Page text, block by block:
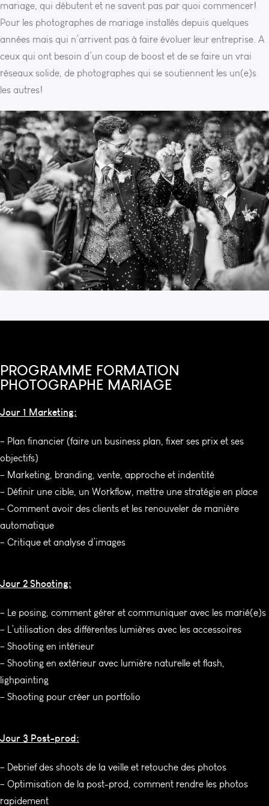
mariage, qui débutent et ne savent pas par quoi commencer!
Pour les photographes de mariage installés depuis quelques
années mais qui n’arrivent pas à faire évoluer leur entreprise. A
ceux qui ont besoin d’un coup de boost et de se faire un vrai
réseaux solide, de photographes qui se soutiennent les un(e)s
les autres!
PROGRAMME FORMATION
PHOTOGRAPHE MARIAGE
Jour 1 Marketing:
– Plan financier (faire un business plan, fixer ses prix et ses
objectifs)
– Marketing, branding, vente, approche et indentité
– Définir une cible, un Workflow, mettre une stratégie en place
– Comment avoir des clients et les renouveler de manière
automatique
– Critique et analyse d’images
Jour 2 Shooting:
– Le posing, comment gérer et communiquer avec les marié(e)s
– L’utilisation des différentes lumières avec les accessoires
– Shooting en intérieur
– Shooting en extérieur avec lumière naturelle et flash,
lighpainting
– Shooting pour créer un portfolio
Jour 3 Post-prod:
– Debrief des shoots de la veille et retouche des photos
– Optimisation de la post-prod, comment rendre les photos
rapidement